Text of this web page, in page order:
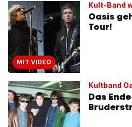
MIT VIDEO
Kult-Band
Oasis
Tour!
Kultband
Das